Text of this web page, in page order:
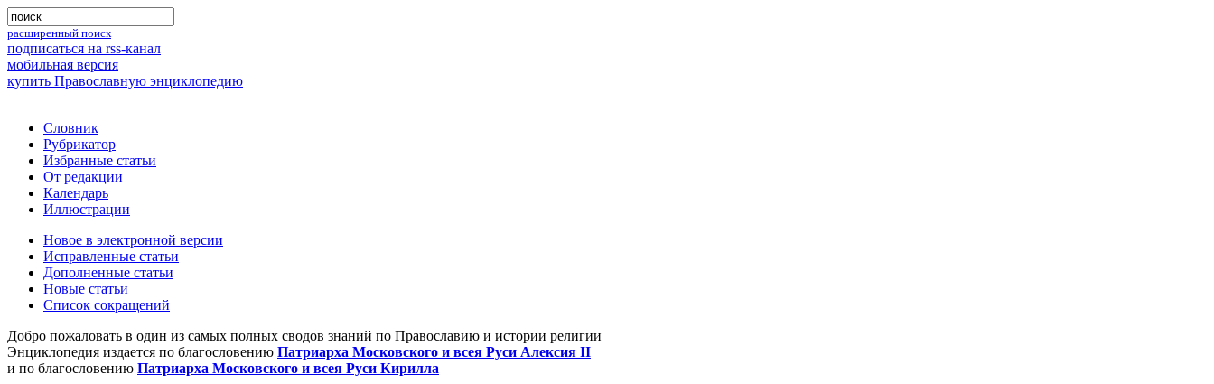
расширенный поиск
подписаться на rss-канал
мобильная версия
купить Православную энциклопедию
Словник
Рубрикатор
Избранные статьи
От редакции
Календарь
Иллюстрации
Новое в электронной версии
Исправленные статьи
Дополненные статьи
Новые статьи
Список сокращений
Добро пожаловать в один из самых полных сводов знаний по Православию и истории религии
Энциклопедия издается по благословению Патриарха Московского и всея Руси Алексия II
и по благословению Патриарха Московского и всея Руси Кирилла